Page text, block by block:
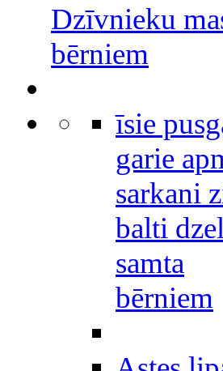
Dzīvnieku
bērniem
īsie
garie
sarkani
balti
samta
bērniem